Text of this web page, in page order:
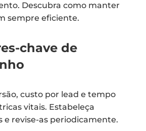
Descubra como manter
sempre eficiente.
chave de
custo por lead e tempo
vitais. Estabeleça
e revise-as periodicamente.